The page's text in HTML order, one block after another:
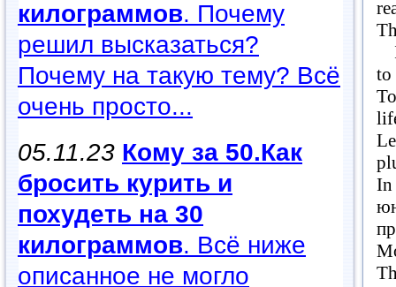
килограммов. Почему
решил высказаться?
Почему на такую тему? Всё
очень просто...
05.11.23 Кому за 50.Как
бросить курить и
похудеть на 30
килограммов. Всё ниже
описанное не могло
I
to
In